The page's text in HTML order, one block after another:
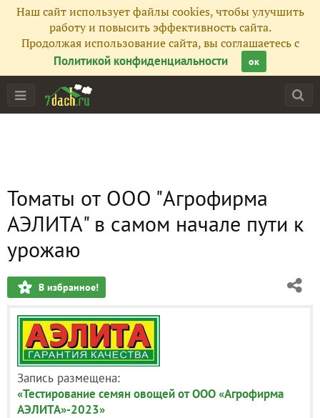
Наш сайт использует файлы cookies, чтобы улучшить
работу и повысить эффективность сайта.
Продолжая использование сайта, вы соглашаетесь с
Политикой конфиденциальности
ок
Томаты от ООО "Агрофирма
АЭЛИТА" в самом начале пути к
урожаю
В избранное!
Запись размещена:
«Тестирование семян овощей от ООО «Агрофирма
АЭЛИТА»-2023»